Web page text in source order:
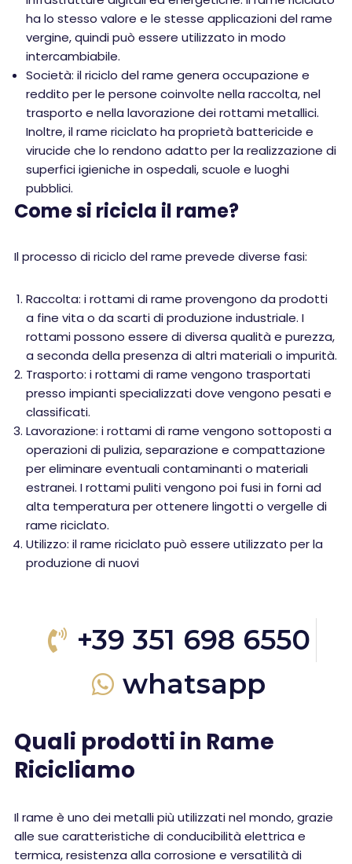
ha lo stesso valore e le stesse applicazioni del rame
vergine, quindi può essere utilizzato in modo
intercambiabile.
Società: il riciclo del rame genera occupazione e
reddito per le persone coinvolte nella raccolta, nel
trasporto e nella lavorazione dei rottami metallici.
Inoltre, il rame riciclato ha proprietà battericide e
virucide che lo rendono adatto per la realizzazione di
superfici igieniche in ospedali, scuole e luoghi
pubblici.
Come si ricicla il rame?
Il processo di riciclo del rame prevede diverse fasi:
Raccolta: i rottami di rame provengono da prodotti
a fine vita o da scarti di produzione industriale. I
rottami possono essere di diversa qualità e purezza,
a seconda della presenza di altri materiali o impurità.
Trasporto: i rottami di rame vengono trasportati
presso impianti specializzati dove vengono pesati e
classificati.
Lavorazione: i rottami di rame vengono sottoposti a
operazioni di pulizia, separazione e compattazione
per eliminare eventuali contaminanti o materiali
estranei. I rottami puliti vengono poi fusi in forni ad
alta temperatura per ottenere lingotti o vergelle di
rame riciclato.
Utilizzo: il rame riciclato può essere utilizzato per la
produzione di nuovi
+39 351 698 6550
whatsapp
Quali prodotti in Rame
Ricicliamo
Il rame è uno dei metalli più utilizzati nel mondo, grazie
alle sue caratteristiche di conducibilità elettrica e
termica, resistenza alla corrosione e versatilità di